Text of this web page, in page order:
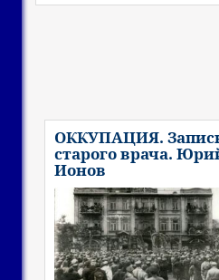
ОККУПАЦИЯ.
старого врача.
Ионов